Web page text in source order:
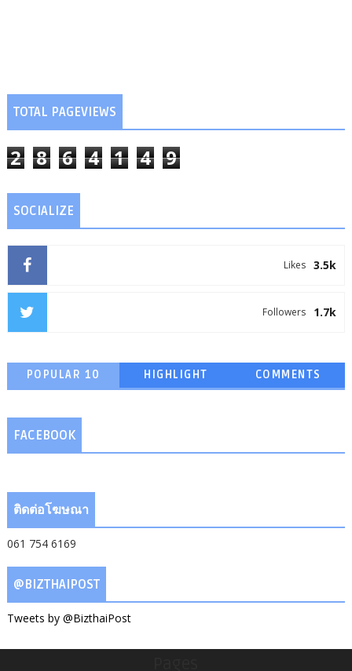
TOTAL PAGEVIEWS
2 8 6 4 1 4 9
SOCIALIZE
3.5k
Likes
1.7k
Followers
POPULAR 10 HIGHLIGHT COMMENTS
FACEBOOK
ติดต่อโฆษณา
061 754 6169
@BIZTHAIPOST
Tweets by @BizthaiPost